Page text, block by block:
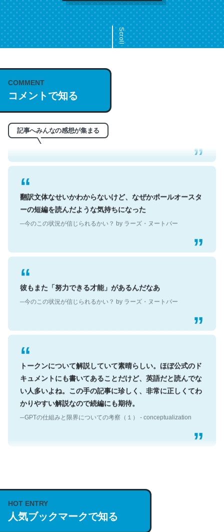
Scroll
COMMENT
コメントで知る
記事へみんなの感想が集まる
う。英語少しでも読める人は原文もお勧め。自分はこの流
れ好き。Let’s Fucking Go. Then Covid hit. Shit.
─今のこの状況が信じられるかい？ by ラーズ・ヌートバー
翻訳文体なせいかわからないけど、なぜかポールオースタ
ーの短編を読んだような気持ちになった
彼もまた「努力できる才能」があるんだなあ
トークンについて解説していて素晴らしい。ほぼ公式のド
キュメントにも書いてあることだけど、英語だと読んでな
い人多いよね。この手の記事に珍しく、非常に正しくてわ
かりやすい解説なので続編にも期待。
説してる記事が少ないので貴重な良記事。/続編来た
https://isobe324649.hatenablog.com/entry/2023/03/27
/064121
─GPTの仕組みと限界についての考察（１） - conceptualization
HOT ENTRY
人気ブックマークで知る